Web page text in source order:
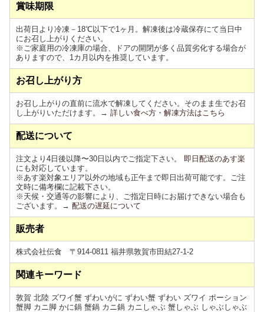
賞味期限
出荷日より冷凍－18℃以下で1ヶ月。解凍後は冷蔵保存にて当日中
にお召し上がりください。
※ご家庭用の冷凍庫の場合、ドアの開閉が多く品質劣化する場合が
ありますので、1カ月以内を推奨しています。
お召し上がり方
お召し上がりの直前に流水で解凍してください。そのまま生でお召
し上がりいただけます。→ 詳しい食べ方・解凍方法はこちら
配送について
注文より4日後以降〜30日以内でご指定下さい。
即日配送のあす楽
にも対応しています。
※あす楽対象エリア以外の地域も正午まで即日出荷可能です。ご注
文時に備考欄に記載下さい。
※天候・交通等の影響により、ご指定日時にお届けできない場合も
ございます。→ 配送の遅延について
販売者
株式会社伝食 〒914-0811 福井県敦賀市田結27-1-2
関連キーワード
敦賀 北陸 ズワイ蟹 ずわいがに ずわい蟹 ずわい ズワイ ポーション
蟹脚 カニ脚 かに鍋 蟹鍋 カニ鍋 カニしゃぶ 蟹しゃぶ しゃぶしゃぶ